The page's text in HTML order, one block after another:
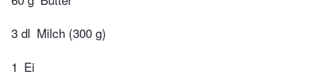
3 dl Milch (300 g)
1 Ei